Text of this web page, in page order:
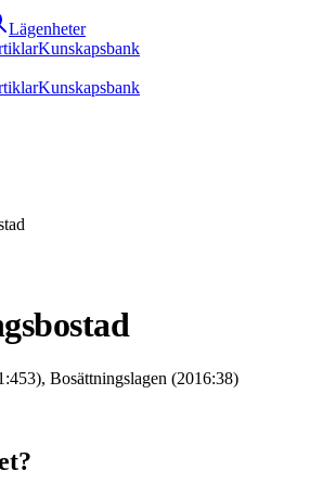
Lägenheter
Kunskapsbank
Kunskapsbank
Bosättningslagen (2016:38)